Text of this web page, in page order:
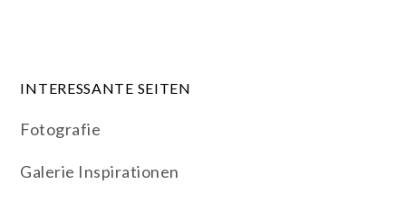
INTERESSANTE SEITEN
Fotografie
Galerie Inspirationen